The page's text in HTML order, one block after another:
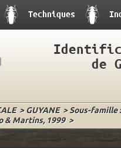
Techniques
de
>GUYANE>Sous-famille
& Martins, 1999>